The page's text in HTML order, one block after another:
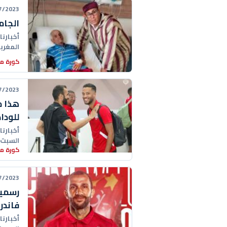
13:09:00
كورة
20:00:00
هذا
السبت 22 يوليوز، طاقمه التقني الجديد، بقيادة المدرب عادل رمزي
كورة
13:45:00